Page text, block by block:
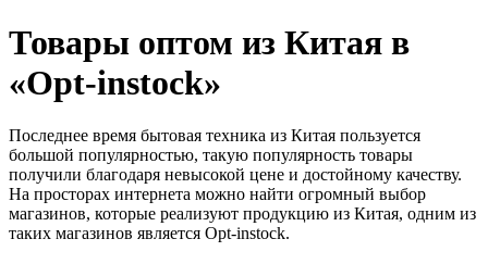
Товары оптом из Китая в
«Opt-instock»
Последнее время бытовая техника из Китая пользуется
большой популярностью, такую популярность товары
получили благодаря невысокой цене и достойному качеству.
На просторах интернета можно найти огромный выбор
магазинов, которые реализуют продукцию из Китая, одним из
таких магазинов является Opt-instock.